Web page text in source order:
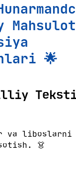
🌟
va liboslarni
👗